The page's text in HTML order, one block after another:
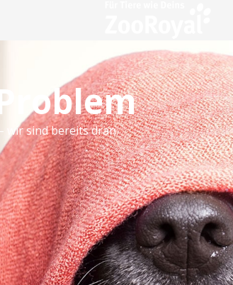
wir sind bereits dran.